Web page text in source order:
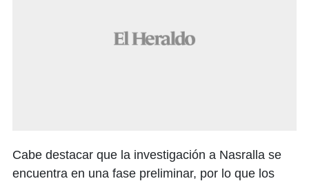
Cabe destacar que la investigación a Nasralla se
encuentra en una fase preliminar, por lo que los